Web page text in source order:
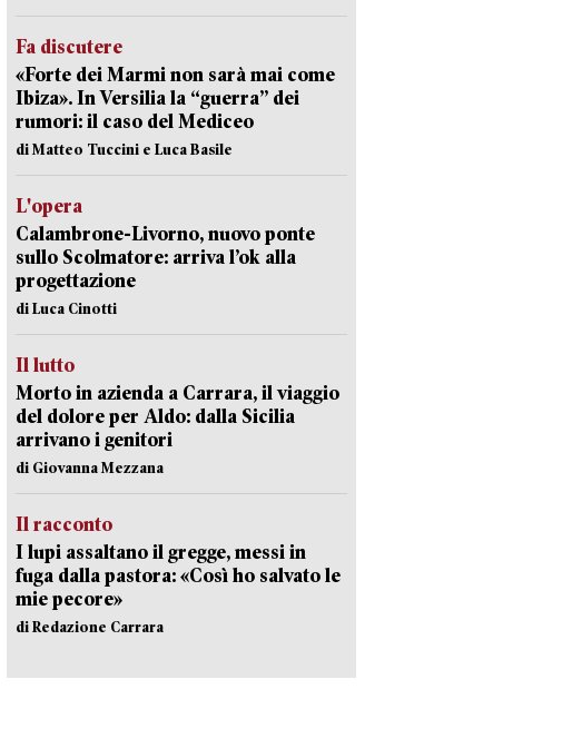
Fa discutere
«Forte dei Marmi non sarà mai come
Ibiza». In Versilia la “guerra” dei
rumori: il caso del Mediceo
di Matteo Tuccini e Luca Basile
L'opera
Calambrone-Livorno, nuovo ponte
sullo Scolmatore: arriva l’ok alla
progettazione
di Luca Cinotti
Il lutto
Morto in azienda a Carrara, il viaggio
del dolore per Aldo: dalla Sicilia
arrivano i genitori
di Giovanna Mezzana
Il racconto
I lupi assaltano il gregge, messi in
fuga dalla pastora: «Così ho salvato le
mie pecore»
di Redazione Carrara